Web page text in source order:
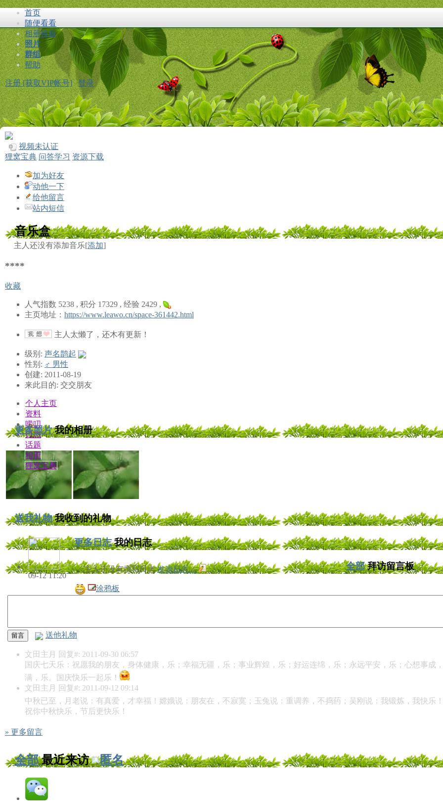
首页
随便看看
相册模板
照片
群组
帮助
注册 [获取VIP帐号] 登录
视频未认证
狸窝宝典 问答学习 资源下载
加为好友
动他一下
给他留言
站内短信
音乐盒
主人还没有添加音乐[添加]
****
收藏
人气指数 5238 , 积分 17329 , 经验 2429 ,
主页地址： https://www.leawo.cn/space-361442.html
主人太懒了，还木有更新！
级别: 声名鹊起
性别: ♂ 男性
创建: 2011-08-19
来此目的: 交交朋友
个人主页
资料
唠叨
日志
话题
相册
狸窝宝典
更多照片我的相册
送我礼物我收到的礼物
09-12 11:20
更多日志我的日志
主人还没有撰写日志发表日志.... 全部拜访留言板
涂鸦板
送他礼物
文田主月
回复#: 2011-09-30 06:57
国庆七天乐：祝愿我的朋友，身体健康，乐；幸福无疆，乐；事业辉煌，乐；好运连绵，乐；永远平安，乐；心想事成
满，乐。国庆快乐一起乐！
文田主月
回复#: 2011-09-12 09:14
中秋已至，月老说：有真爱，才幸福！嫦娥说：朋友在，不寂寞；玉兔说：重调养，不捣药；吴刚说：我锻炼，我快乐
祝你中秋快乐，节后更快乐！
» 更多留言
全部最近来访 匿名